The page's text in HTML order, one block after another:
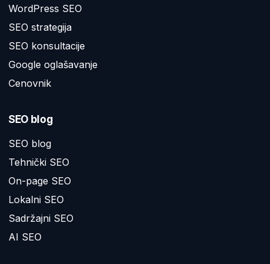
WordPress SEO
SEO strategija
SEO konsultacije
Google oglašavanje
Cenovnik
SEO blog
SEO blog
Tehnički SEO
On-page SEO
Lokalni SEO
Sadržajni SEO
AI SEO